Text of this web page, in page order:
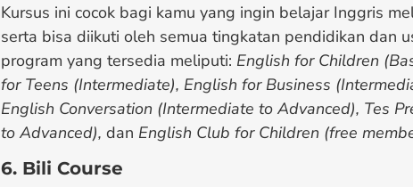
Kursus ini cocok bagi kamu yang ingin belajar Inggris
serta bisa diikuti oleh semua tingkatan pendidikan dan
program yang tersedia meliputi: English for Children
for Teens (Intermediate), English for Business
English Conversation (Intermediate to Advanced), Tes
to Advanced), dan English Club for Children (free
6. Bili Course